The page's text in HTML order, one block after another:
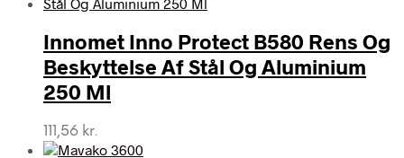
Innomet Inno Protect B580 Rens Og
Beskyttelse Af Stål Og Aluminium
250 Ml
111,56 kr.